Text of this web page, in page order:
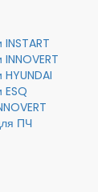
ESQ
ПЧ